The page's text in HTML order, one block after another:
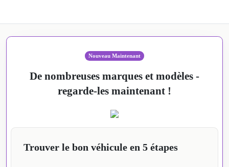
Nouveau Maintenant
De nombreuses marques et modèles -
regarde-les maintenant !
Trouver le bon véhicule en 5 étapes